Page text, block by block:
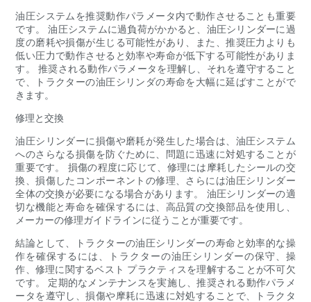
油圧システムを推奨動作パラメータ内で動作させることも重要
です。 油圧システムに過負荷がかかると、油圧シリンダーに過
度の磨耗や損傷が生じる可能性があり、また、推奨圧力よりも
低い圧力で動作させると効率や寿命が低下する可能性がありま
す。 推奨される動作パラメータを理解し、それを遵守すること
で、トラクターの油圧シリンダの寿命を大幅に延ばすことがで
きます。
修理と交換
油圧シリンダーに損傷や磨耗が発生した場合は、油圧システム
へのさらなる損傷を防ぐために、問題に迅速に対処することが
重要です。 損傷の程度に応じて、修理には摩耗したシールの交
換、損傷したコンポーネントの修理、さらには油圧シリンダー
全体の交換が必要になる場合があります。 油圧シリンダーの適
切な機能と寿命を確保するには、高品質の交換部品を使用し、
メーカーの修理ガイドラインに従うことが重要です。
結論として、トラクターの油圧シリンダーの寿命と効率的な操
作を確保するには、トラクターの油圧シリンダーの保守、操
作、修理に関するベスト プラクティスを理解することが不可欠
です。 定期的なメンテナンスを実施し、推奨される動作パラメ
ータを遵守し、損傷や摩耗に迅速に対処することで、トラクタ